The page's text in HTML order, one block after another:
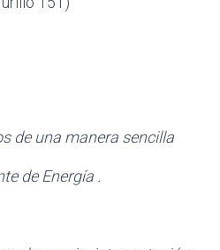
de una manera sencilla
de Energía .